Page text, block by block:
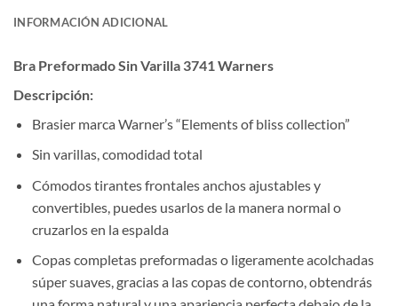
INFORMACIÓN ADICIONAL
Bra Preformado Sin Varilla 3741 Warners
Descripción:
Brasier marca Warner’s “Elements of bliss collection”
Sin varillas, comodidad total
Cómodos tirantes frontales anchos ajustables y
convertibles, puedes usarlos de la manera normal o
cruzarlos en la espalda
Copas completas preformadas o ligeramente acolchadas
súper suaves, gracias a las copas de contorno, obtendrás